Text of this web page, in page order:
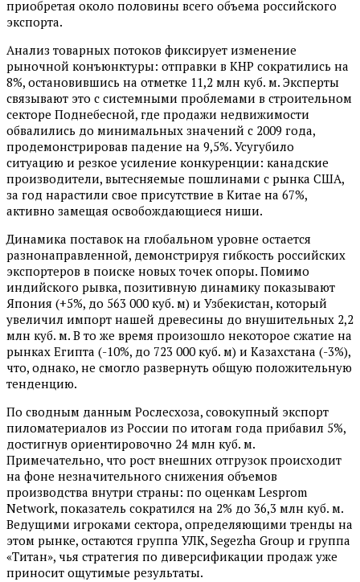
приобретая около половины всего объема российского
экспорта.
Анализ товарных потоков фиксирует изменение
рыночной конъюнктуры: отправки в КНР сократились на
8%, остановившись на отметке 11,2 млн куб. м. Эксперты
связывают это с системными проблемами в строительном
секторе Поднебесной, где продажи недвижимости
обвалились до минимальных значений с 2009 года,
продемонстрировав падение на 9,5%. Усугубило
ситуацию и резкое усиление конкуренции: канадские
производители, вытесняемые пошлинами с рынка США,
за год нарастили свое присутствие в Китае на 67%,
активно замещая освобождающиеся ниши.
Динамика поставок на глобальном уровне остается
разнонаправленной, демонстрируя гибкость российских
экспортеров в поиске новых точек опоры. Помимо
индийского рывка, позитивную динамику показывают
Япония (+5%, до 563 000 куб. м) и Узбекистан, который
увеличил импорт нашей древесины до внушительных 2,2
млн куб. м. В то же время произошло некоторое сжатие на
рынках Египта (-10%, до 723 000 куб. м) и Казахстана (-3%),
что, однако, не смогло развернуть общую положительную
тенденцию.
По сводным данным Рослесхоза, совокупный экспорт
пиломатериалов из России по итогам года прибавил 5%,
достигнув ориентировочно 24 млн куб. м.
Примечательно, что рост внешних отгрузок происходит
на фоне незначительного снижения объемов
производства внутри страны: по оценкам Lesprom
Network, показатель сократился на 2% до 36,3 млн куб. м.
Ведущими игроками сектора, определяющими тренды на
этом рынке, остаются группа УЛК, Segezha Group и группа
«Титан», чья стратегия по диверсификации продаж уже
приносит ощутимые результаты.